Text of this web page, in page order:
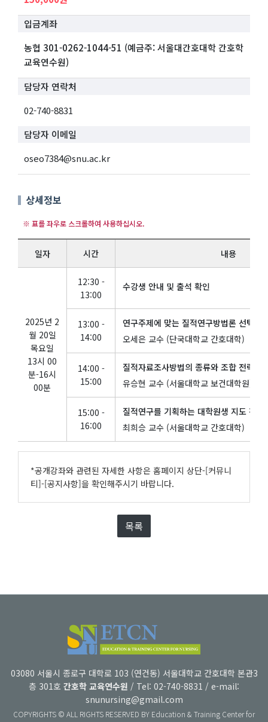
입금계좌
농협 301-0262-1044-51 (예금주: 서울대간호대학 간호학
교육연수원)
담당자 연락처
02-740-8831
담당자 이메일
oseo7384@snu.ac.kr
상세정보
일자 시간 내용
2025년 2
월 20일
목요일
13시 00
분-16시
00분
12:30 -
13:00
수강생 안내 및 출석 확인
13:00 -
14:00
연구주제에 맞는 질적연구방법론 선택 전
오세은 교수 (단국대학교 간호대학)
14:00 -
15:00
질적자료조사방법의 종류와 조합 전략
유승현 교수 (서울대학교 보건대학원)
15:00 -
16:00
질적연구를 기획하는 대학원생 지도 전략
최희승 교수 (서울대학교 간호대학)
*공개강좌와 관련된 자세한 사항은 홈페이지 상단-[커뮤니
티]-[공지사항]을 확인해주시기 바랍니다.
목록
03080 서울시 종로구 대학로 103 (연건동) 서울대학교 간호대학 본관3
층 301호 간호학 교육연수원 / Tel: 02-740-8831 / e-mail:
snunursing@gmail.com
COPYRIGHTS © ALL RIGHTS RESERVED BY Education & Training Center for